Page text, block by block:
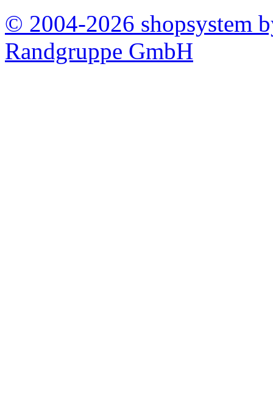
© 2004-2026 shopsystem
Randgruppe GmbH